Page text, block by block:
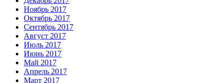
Ноябрь 2017
Октябрь 2017
Сентябрь 2017
Август 2017
Июль 2017
Июнь 2017
Май 2017
Апрель 2017
Март 2017